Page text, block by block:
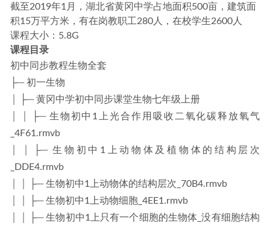
截至2019年1月，湖北省黄冈中学占地面积500亩，建筑面
积15万平方米，有在岗教职工280人，在校学生2600人
课程大小：5.8G
课程目录
初中同步教程生物全套
├─ 初一生物
│ ├─ 黄冈中学初中同步课堂生物七年级上册
│ │ ├─ 生物初中1上光合作用吸收二氧化碳释放氧气
_4F61.rmvb
│ │ ├─ 生物初中1上动物体及植物体的结构层次
_DDE4.rmvb
│ │ ├─ 生物初中1上动物体的结构层次_70B4.rmvb
│ │ ├─ 生物初中1上动物细胞_4EE1.rmvb
│ │ ├─ 生物初中1上只有一个细胞的生物体_没有细胞结构